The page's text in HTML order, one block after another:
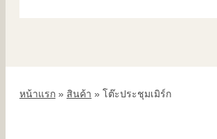
หน้าแรก » สินค้า » โต๊ะประชุมเมิร์ก